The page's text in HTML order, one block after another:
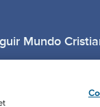
Mundo
Policy